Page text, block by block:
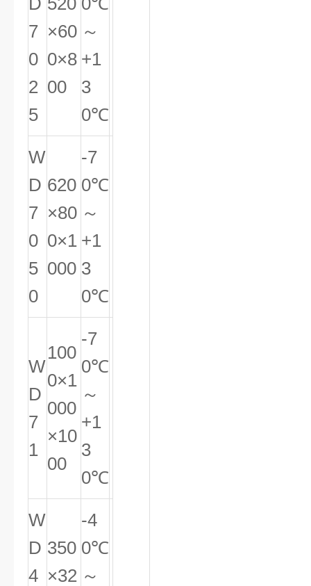
7
0
2
5
×60
0×8
00
～
+1
3
0℃
W
D
7
0
5
0
620
×80
0×1
000
-7
0℃
～
+1
3
0℃
W
D
7
1
100
0×1
000
×10
00
-7
0℃
～
+1
3
0℃
W
D
4
350
×32
-4
0℃
～